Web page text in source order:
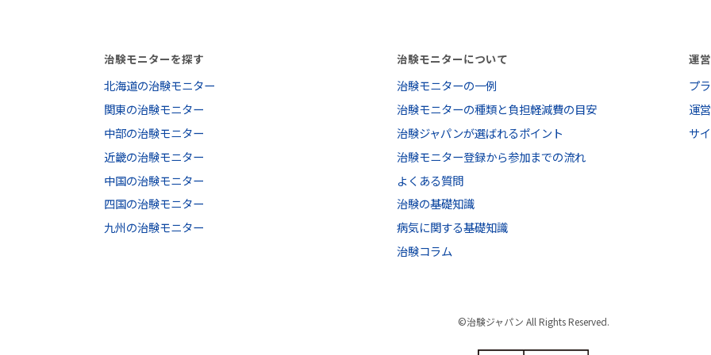
治験モニターを探す
北海道の治験モニター
関東の治験モニター
中部の治験モニター
近畿の治験モニター
中国の治験モニター
四国の治験モニター
九州の治験モニター
治験モニターについて
治験モニターの一例
治験モニターの種類と負担軽減費の目安
治験ジャパンが選ばれるポイント
治験モニター登録から参加までの流れ
よくある質問
治験の基礎知識
病気に関する基礎知識
治験コラム
運
プ
運
サ
©治験ジャパン All Rights Reserved.